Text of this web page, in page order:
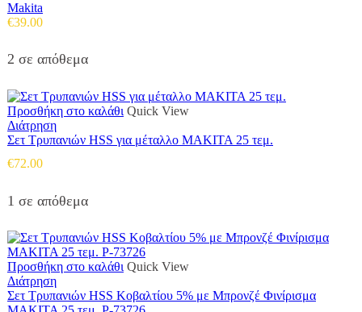
Makita
€39.00
2 σε απόθεμα
Προσθήκη στο καλάθι Quick View
Διάτρηση
Σετ Τρυπανιών HSS για μέταλλο MAKITA 25 τεμ.
€72.00
1 σε απόθεμα
Προσθήκη στο καλάθι Quick View
Διάτρηση
Σετ Τρυπανιών HSS Κοβαλτίου 5% με Μπρονζέ Φινίρισμα